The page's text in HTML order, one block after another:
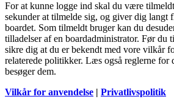
For at kunne logge ind skal du være
sekunder at tilmelde sig, og giver dig langt
boardet. Som tilmeldt bruger kan du
tilladelser af en boardadministrator. Før du
sikre dig at du er bekendt med vore vilkår
relaterede politikker. Læs også reglerne for
besøger dem.
Vilkår for anvendelse | Privatlivspolitik